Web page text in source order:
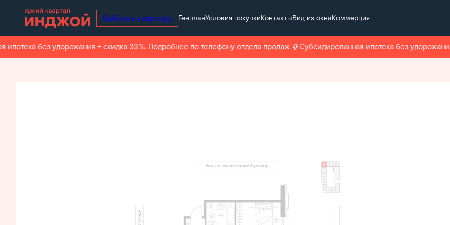
Выбрать квартиру ГенпланУсловия покупкиКонтактыВид из окнаКоммерция
без удорожания + скидка 33%. Подробнее по телефону отдела продаж. Субсидированная ипотека без удорожания
2-комнатная50.5 м2Цена по запросу